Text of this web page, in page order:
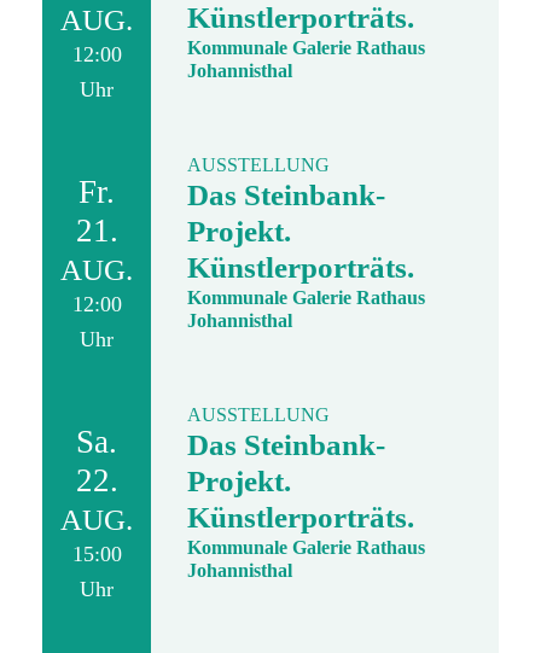
AUG.
12:00
Uhr
Künstlerporträts.
Kommunale Galerie Rathaus
Johannisthal
Fr.
21.
AUG.
12:00
Uhr
AUSSTELLUNG
Das Steinbank-
Projekt.
Künstlerporträts.
Kommunale Galerie Rathaus
Johannisthal
Sa.
22.
AUG.
15:00
Uhr
AUSSTELLUNG
Das Steinbank-
Projekt.
Künstlerporträts.
Kommunale Galerie Rathaus
Johannisthal